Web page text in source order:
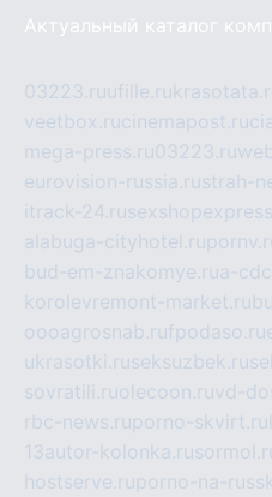
Актуальный каталог
03223.ruufille.ru
veetbox.rucinemapost.ru
mega-press.ru03223.ru
eurovision-russia.rustrah-
itrack-24.ru
alabuga-cityhotel.ru
bud-em-znakomye.rua-
korolevremont-market.ru
oooagrosnab.rufpodaso.ru
ukrasotki.ruseksuzbek.ru
sovratili.ruolecoon.ruvd-
rbc-news.ruporno-skvirt.ru
13autor-kolonka.ru
hostserve.ruporno-na-